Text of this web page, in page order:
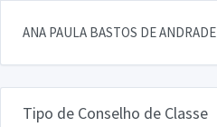
ANA PAULA BASTOS DE ANDRADE
Tipo de Conselho de Classe